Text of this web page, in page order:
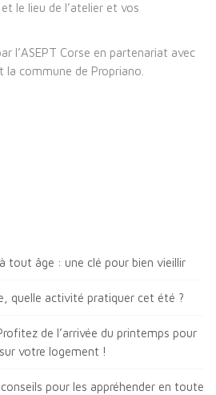
le lieu de l’atelier et vos
l’ASEPT Corse en partenariat avec
la commune de Propriano.
tout âge : une clé pour bien vieillir
quelle activité pratiquer cet été ?
de l’arrivée du printemps pour
votre logement !
pour les appréhender en toute